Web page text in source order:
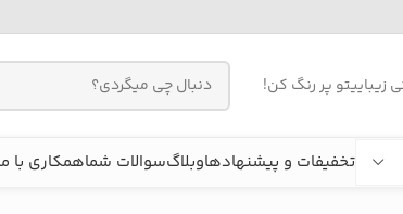
زیباییتو پر رنگ کن!
تخفیفات و پیشنهادهاوبلاگسوالات شماهمکاری با